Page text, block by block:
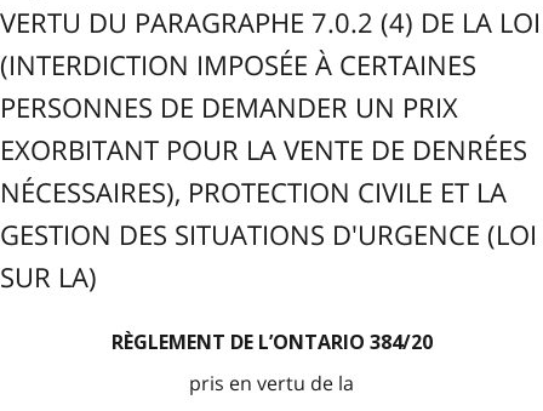
VERTU DU PARAGRAPHE 7.0.2 (4) DE LA LOI
(INTERDICTION IMPOSÉE À CERTAINES
PERSONNES DE DEMANDER UN PRIX
EXORBITANT POUR LA VENTE DE DENRÉES
NÉCESSAIRES), PROTECTION CIVILE ET LA
GESTION DES SITUATIONS D'URGENCE (LOI
SUR LA)
RÈGLEMENT DE L’ONTARIO 384/20
pris en vertu de la